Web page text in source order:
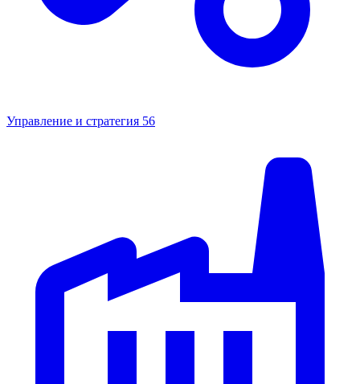
Управление и стратегия 56